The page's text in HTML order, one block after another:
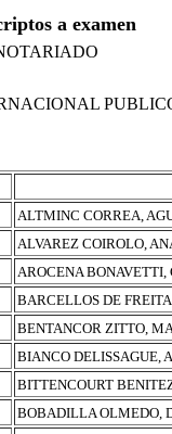
a examen
ALTMINC CORREA,
ALVAREZ COIROLO,
AROCENA
BARCELLOS DE
BENTANCOR ZITTO,
BIANCO DELISSAGUE,
BITTENCOURT
BOBADILLA OLMEDO,